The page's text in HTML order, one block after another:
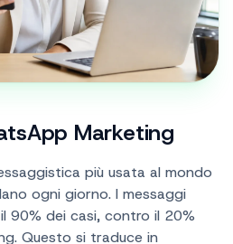
Marketing
più usata al mondo
ogni giorno. I messaggi
90% dei casi, contro il 20%
Questo si traduce in